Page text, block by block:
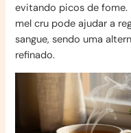
evitando picos de fome.
mel cru pode ajudar a
sangue, sendo uma
refinado.